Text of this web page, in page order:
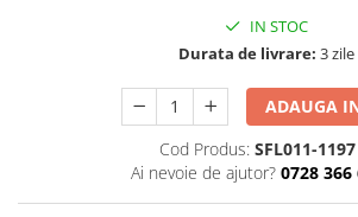
IN STOC
Durata de livrare: 3 zile
ADAUGA
Cod Produs: SFL011-1197
Ai nevoie de ajutor? 0728 366